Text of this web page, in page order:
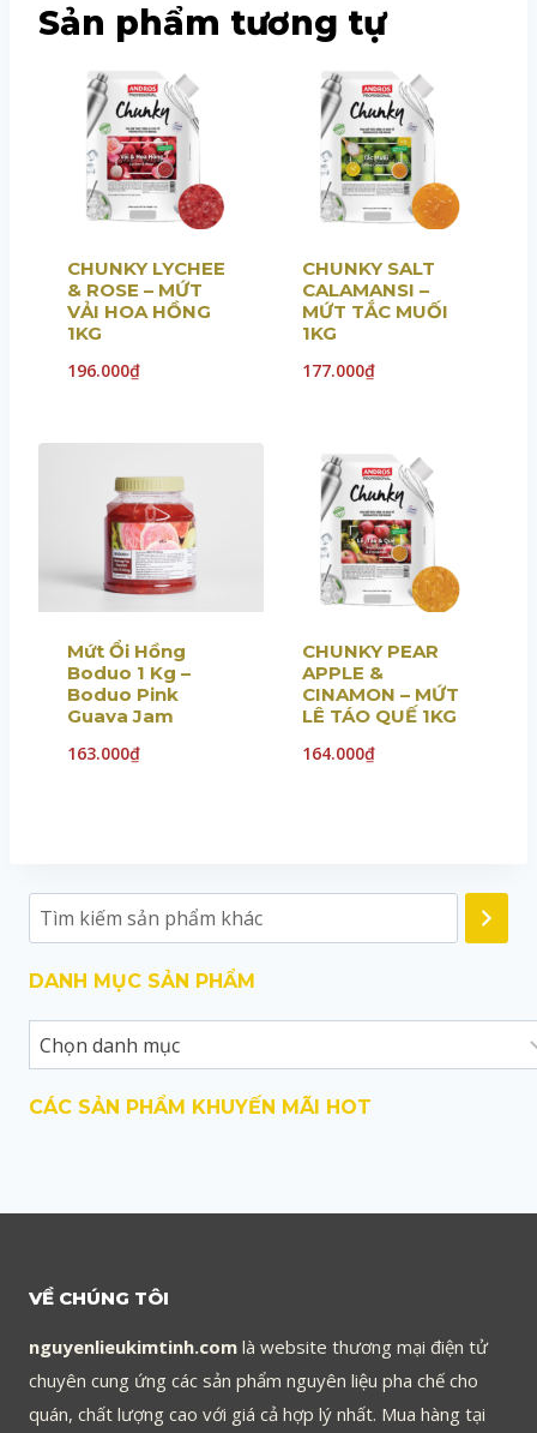
Sản phẩm tương tự
CHUNKY LYCHEE
& ROSE – MỨT
VẢI HOA HỒNG
1KG
196.000₫
CHUNKY SALT
CALAMANSI –
MỨT TẮC MUỐI
1KG
177.000₫
Mứt Ổi Hồng
Boduo 1 Kg –
Boduo Pink
Guava Jam
163.000₫
CHUNKY PEAR
APPLE &
CINAMON – MỨT
LÊ TÁO QUẾ 1KG
164.000₫
DANH MỤC SẢN PHẨM
CÁC SẢN PHẨM KHUYẾN MÃI HOT
VỀ CHÚNG TÔI
nguyenlieukimtinh.com là website thương mại điện tử
chuyên cung ứng các sản phẩm nguyên liệu pha chế cho
quán, chất lượng cao với giá cả hợp lý nhất. Mua hàng tại